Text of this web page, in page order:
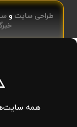
طراحی سایت و
همه